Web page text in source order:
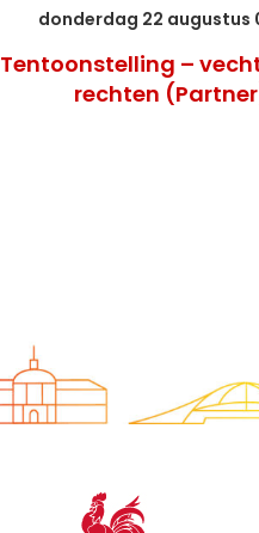
donderdag 22 augustus
Tentoonstelling –
rechten